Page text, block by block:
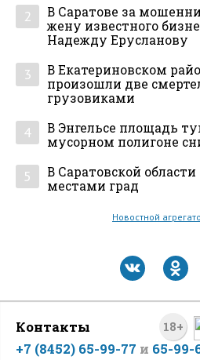
2
В Саратове за
жену известного
Надежду Ерусланову
3
В Екатериновском
произошли две
грузовиками
4
В Энгельсе площадь
мусорном полигоне
5
В Саратовской
местами град
Новостной
18+
Контакты
+7 (8452) 65-99-77 и 65-99-